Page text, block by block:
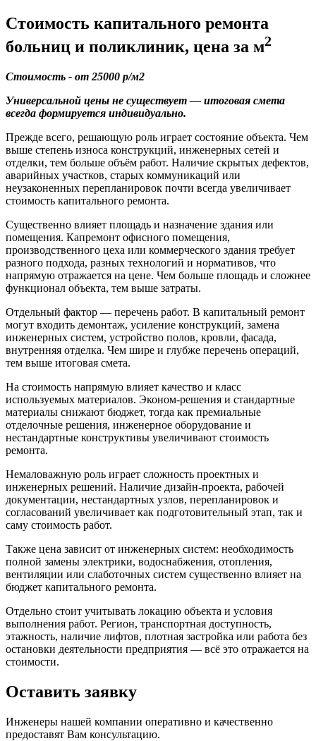
Стоимость капитального ремонта
больниц и поликлиник, цена за м2
Стоимость - от 25000 р/м2
Универсальной цены не существует — итоговая смета
всегда формируется индивидуально.
Прежде всего, решающую роль играет состояние объекта. Чем
выше степень износа конструкций, инженерных сетей и
отделки, тем больше объём работ. Наличие скрытых дефектов,
аварийных участков, старых коммуникаций или
неузаконенных перепланировок почти всегда увеличивает
стоимость капитального ремонта.
Существенно влияет площадь и назначение здания или
помещения. Капремонт офисного помещения,
производственного цеха или коммерческого здания требует
разного подхода, разных технологий и нормативов, что
напрямую отражается на цене. Чем больше площадь и сложнее
функционал объекта, тем выше затраты.
Отдельный фактор — перечень работ. В капитальный ремонт
могут входить демонтаж, усиление конструкций, замена
инженерных систем, устройство полов, кровли, фасада,
внутренняя отделка. Чем шире и глубже перечень операций,
тем выше итоговая смета.
На стоимость напрямую влияет качество и класс
используемых материалов. Эконом-решения и стандартные
материалы снижают бюджет, тогда как премиальные
отделочные решения, инженерное оборудование и
нестандартные конструктивы увеличивают стоимость
ремонта.
Немаловажную роль играет сложность проектных и
инженерных решений. Наличие дизайн-проекта, рабочей
документации, нестандартных узлов, перепланировок и
согласований увеличивает как подготовительный этап, так и
саму стоимость работ.
Также цена зависит от инженерных систем: необходимость
полной замены электрики, водоснабжения, отопления,
вентиляции или слаботочных систем существенно влияет на
бюджет капитального ремонта.
Отдельно стоит учитывать локацию объекта и условия
выполнения работ. Регион, транспортная доступность,
этажность, наличие лифтов, плотная застройка или работа без
остановки деятельности предприятия — всё это отражается на
стоимости.
Оставить заявку
Инженеры нашей компании оперативно и качественно
предоставят Вам консультацию.